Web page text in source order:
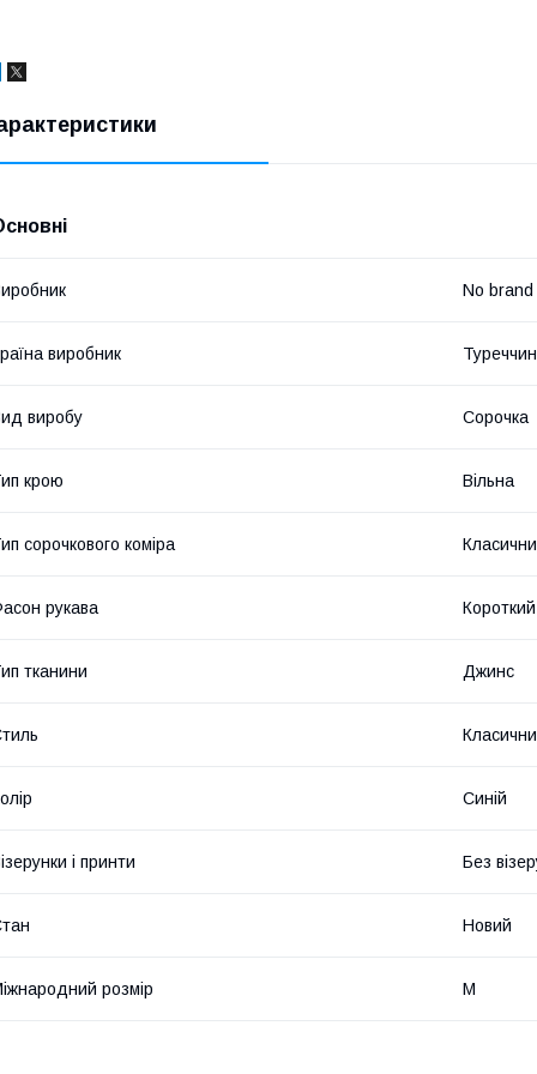
No brand
виробник
виробу Сорочка
крою Вільна
сорочкового коміра
рукава Короткий
тканини Джинс
Синій
і принти Без
Новий
розмір M